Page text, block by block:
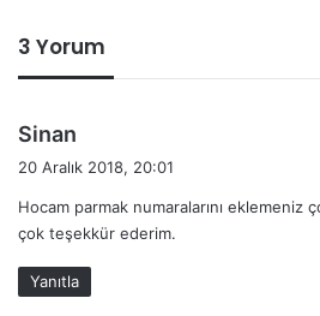
3 Yorum
Sinan
i
k
i
:
20 Aralık 2018, 20:01
Hocam parmak numaralarını eklemeniz
çok teşekkür ederim.
Yanıtla